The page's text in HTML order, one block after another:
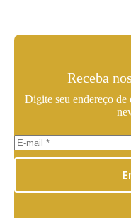
Receba
Digite seu endereço de